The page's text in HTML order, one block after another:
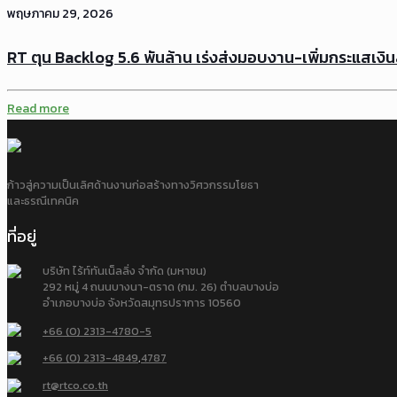
พฤษภาคม 29, 2026
RT ตุน Backlog 5.6 พันล้าน เร่งส่งมอบงาน-เพิ่มกระแสเงิ
Read more
ก้าวสู่ความเป็นเลิศด้านงานก่อสร้างทางวิศวกรรมโยธา
และธรณีเทคนิค
ที่อยู่
บริษัท ไร้ท์ทันเน็ลลิ่ง จำกัด (มหาชน)
292 หมู่ 4 ถนนบางนา-ตราด (กม. 26) ตำบลบางบ่อ
อำเภอบางบ่อ จังหวัดสมุทรปราการ 10560
+66 (0) 2313-4780-5
+66 (0) 2313-4849,4787
rt@rtco.co.th